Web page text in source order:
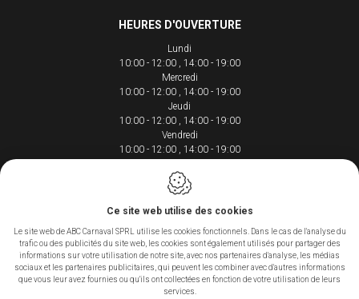
HEURES D'OUVERTURE
Lundi
10:00 - 12:00
14:00 - 19:00
Mercredi
10:00 - 12:00
14:00 - 19:00
Jeudi
10:00 - 12:00
14:00 - 19:00
Vendredi
10:00 - 12:00
14:00 - 19:00
10:00 - 12:00
14:00 - 18:00
Conception du site web par IDcreation 2020
Cookie policy
Politique de confidentialité
Ce site web utilise des cookies
Le site web de ABC Carnaval SPRL utilise les cookies fonctionnels. Dans le cas de l'analyse du
trafic ou des publicités du site web, les cookies sont également utilisés pour partager des
informations sur votre utilisation de notre site, avec nos partenaires d'analyse, les médias
sociaux et les partenaires publicitaires, qui peuvent les combiner avec d'autres informations
que vous leur avez fournies ou qu'ils ont collectées en fonction de votre utilisation de leurs
services.